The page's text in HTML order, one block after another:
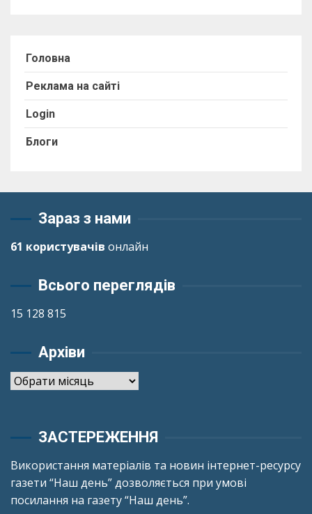
Головна
Реклама на сайті
Login
Блоги
Зараз з нами
61 користувачів онлайн
Всього переглядів
15 128 815
Архіви
Архіви
ЗАСТЕРЕЖЕННЯ
Використання матеріалів та новин інтернет-ресурсу
газети “Наш день” дозволяється при умові
посилання на газету “Наш день”.